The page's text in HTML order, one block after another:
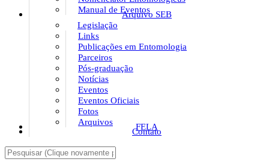
Manual de Eventos
Arquivo SEB
Legislação
Links
Publicações em Entomologia
Parceiros
Pós-graduação
Notícias
Eventos
Eventos Oficiais
Fotos
Arquivos
FELA
Contato